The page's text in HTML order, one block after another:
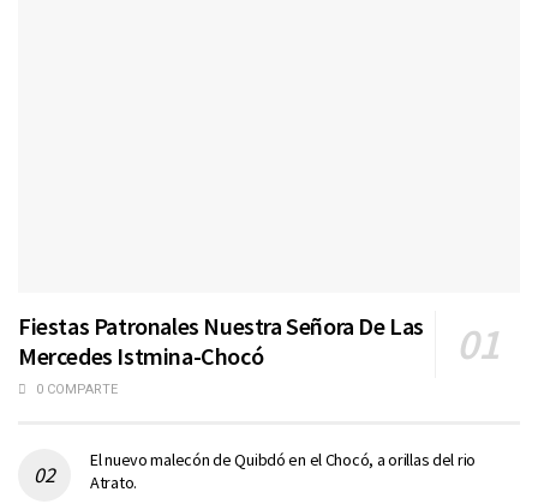
Fiestas Patronales Nuestra Señora De Las
Mercedes Istmina-Chocó
0 COMPARTE
El nuevo malecón de Quibdó en el Chocó, a orillas del rio
Atrato.